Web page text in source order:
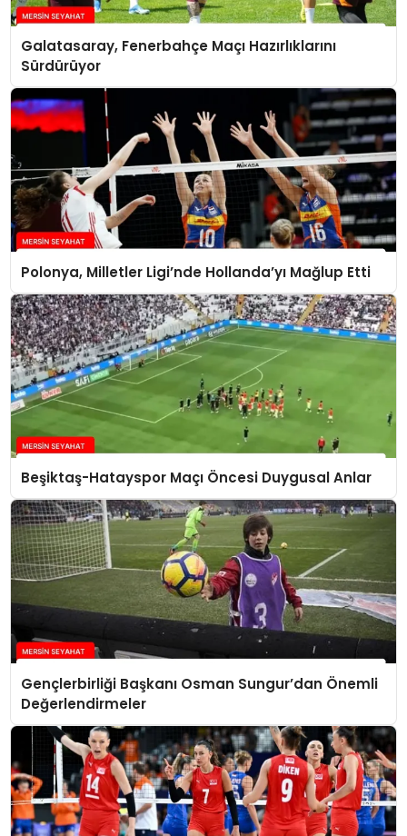
Galatasaray, Fenerbahçe Maçı Hazırlıklarını
Sürdürüyor
Polonya, Milletler Ligi’nde Hollanda’yı Mağlup Etti
Beşiktaş-Hatayspor Maçı Öncesi Duygusal Anlar
Gençlerbirliği Başkanı Osman Sungur’dan Önemli
Değerlendirmeler